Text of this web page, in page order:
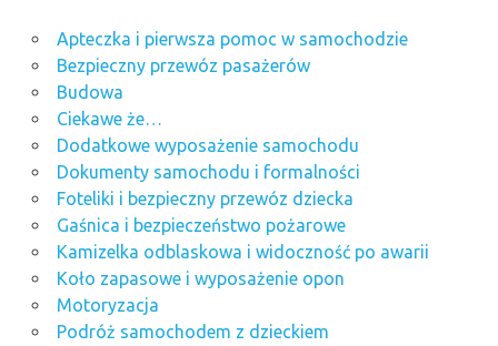
Apteczka i pierwsza pomoc w samochodzie
Bezpieczny przewóz pasażerów
Budowa
Ciekawe że…
Dodatkowe wyposażenie samochodu
Dokumenty samochodu i formalności
Foteliki i bezpieczny przewóz dziecka
Gaśnica i bezpieczeństwo pożarowe
Kamizelka odblaskowa i widoczność po awarii
Koło zapasowe i wyposażenie opon
Motoryzacja
Podróż samochodem z dzieckiem